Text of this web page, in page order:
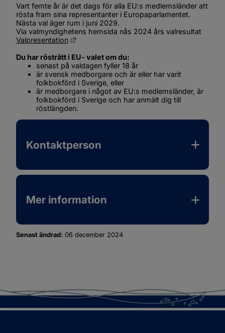
Vart femte år är det dags för alla EU:s medlemsländer att
rösta fram sina representanter i Europaparlamentet.
Nästa val äger rum i juni 2029.
Valpresentation
Du har rösträtt i EU- valet om du:
senast på valdagen fyller 18 år
är svensk medborgare och är eller har varit
folkbokförd i Sverige, eller
är medborgare i något av EU:s medlemsländer, är
folkbokförd i Sverige och har anmält dig till
röstlängden.
Kontaktperson
Mer information
Senast ändrad: 06 december 2024